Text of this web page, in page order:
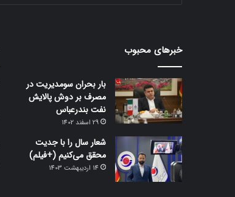
خبرهای محبوب
بار بحران سومدیریت در
مصرف بر دوش پالایش
نفت بندرعباس
29 اسفند 1402
شعار سال را با جدیت
محقق می‌کنیم (+فیلم)
14 اردیبهشت 1403